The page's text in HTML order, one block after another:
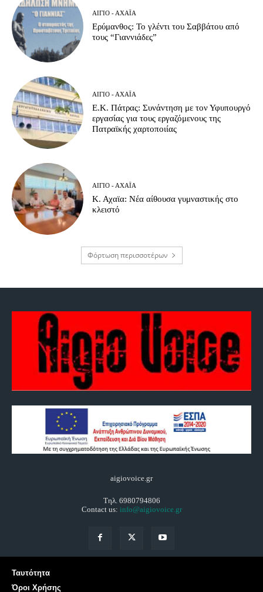
ΑΊΓΙΟ - ΑΧΑΪ́Α
Ερύμανθος: Το γλέντι του Σαββάτου από
τους “Γιαννιάδες”
ΑΊΓΙΟ - ΑΧΑΪ́Α
Ε.Κ. Πάτρας: Συνάντηση με τον Υφυπουργό
εργασίας για τους εργαζόμενους της
Πατραϊκής χαρτοποιίας
ΑΊΓΙΟ - ΑΧΑΪ́Α
Κ. Αχαϊα: Νέα αίθουσα γυμναστικής στο
κλειστό
Φόρτωση περισσοτέρων
aigiovoice.gr
Τηλ. 6980794806
Contact us: info@aigiovoice.gr
Ταυτότητα
Όροι Χρήσης